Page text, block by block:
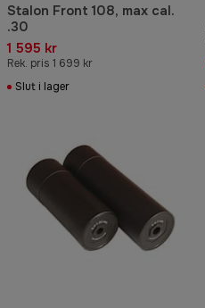
Stalon Front 108, max cal.
.30
1 595 kr
Rek. pris 1 699 kr
Slut i lager